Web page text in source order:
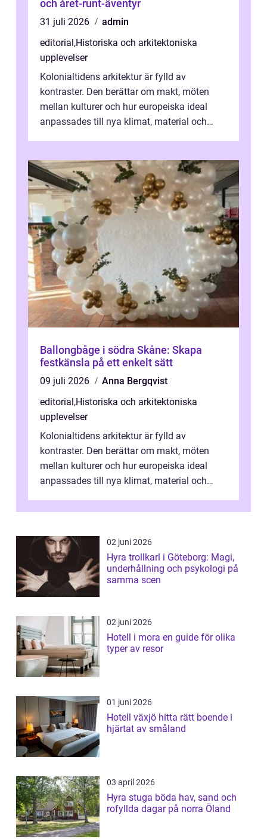
och året-runt-äventyr
31 juli 2026
admin
editorial,Historiska och arkitektoniska
upplevelser
Kolonialtidens arkitektur är fylld av
kontraster. Den berättar om makt, möten
mellan kulturer och hur europeiska ideal
anpassades till nya klimat, material och
Ballongbåge i södra Skåne: Skapa
festkänsla på ett enkelt sätt
09 juli 2026
Anna Bergqvist
editorial,Historiska och arkitektoniska
upplevelser
Kolonialtidens arkitektur är fylld av
kontraster. Den berättar om makt, möten
mellan kulturer och hur europeiska ideal
anpassades till nya klimat, material och
02 juni 2026
Hyra trollkarl i Göteborg: Magi,
underhållning och psykologi på
samma scen
02 juni 2026
Hotell i mora en guide för olika
typer av resor
01 juni 2026
Hotell växjö hitta rätt boende i
hjärtat av småland
03 april 2026
Hyra stuga böda hav, sand och
rofyllda dagar på norra Öland